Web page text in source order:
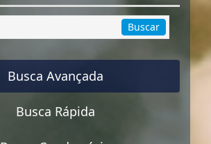
Buscar
Busca Avançada
Busca Rápida